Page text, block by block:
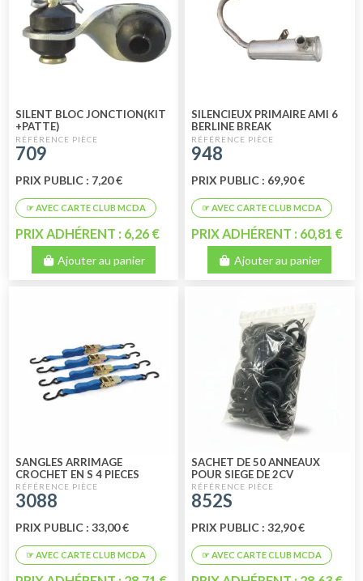
SILENT BLOC JONCTION(KIT
+PATTE)
709
PRIX PUBLIC : 7,20 €
PRIX ADHÉRENT : 6,26 €
Ajouter au panier
SILENCIEUX PRIMAIRE AMI 6
BERLINE BREAK
948
PRIX PUBLIC : 69,90 €
PRIX ADHÉRENT : 60,81 €
Ajouter au panier
SANGLES ARRIMAGE
CROCHET EN S 4 PIECES
3088
PRIX PUBLIC : 33,00 €
SACHET DE 50 ANNEAUX
POUR SIEGE DE 2CV
FRANCAIS
852S
PRIX PUBLIC : 32,90 €